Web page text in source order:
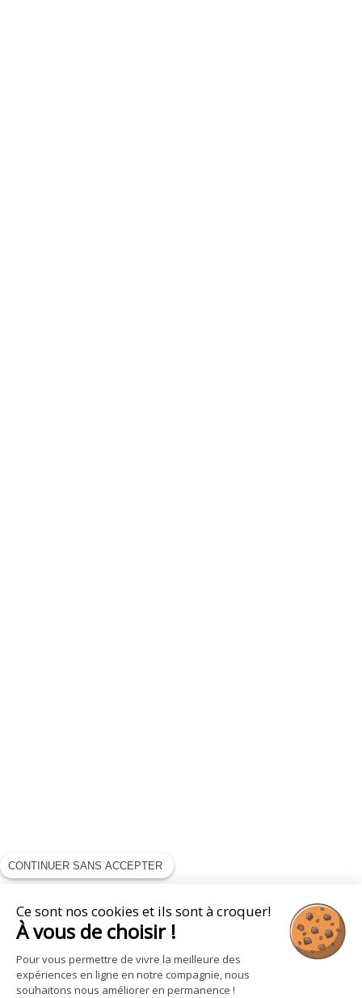
CONTINUER SANS ACCEPTER
Ce sont nos cookies et ils sont à croquer!
À vous de choisir !
Pour vous permettre de vivre la meilleure des
expériences en ligne en notre compagnie, nous
souhaitons nous améliorer en permanence !